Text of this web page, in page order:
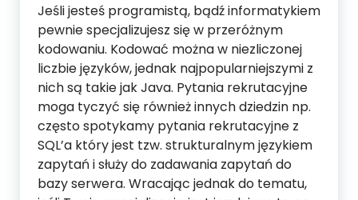
Jeśli jesteś programistą, bądź informatykiem
pewnie specjalizujesz się w przeróżnym
kodowaniu. Kodować można w niezliczonej
liczbie języków, jednak najpopularniejszymi z
nich są takie jak Java. Pytania rekrutacyjne
moga tyczyć się również innych dziedzin np.
często spotykamy pytania rekrutacyjne z
SQL’a który jest tzw. strukturalnym językiem
zapytań i służy do zadawania zapytań do
bazy serwera. Wracając jednak do tematu,